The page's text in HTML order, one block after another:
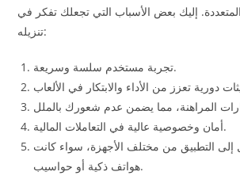
إليك بعض الأسباب التي تجعلك تفكر في
تنزيله:
تجربة مستخدم سلسة وسريعة.
أمان وخصوصية عالية في التعاملات المالية.
إلى التطبيق من مختلف الأجهزة، سواء كانت
هواتف ذكية أو حواسيب.